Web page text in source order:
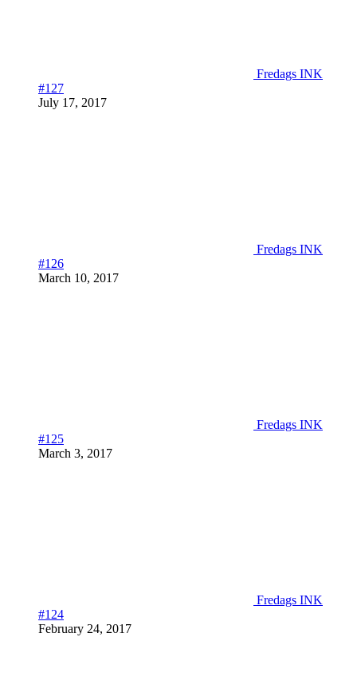
Fredags INK
#127
July 17, 2017
Fredags INK
#126
March 10, 2017
Fredags INK
#125
March 3, 2017
Fredags INK
#124
February 24, 2017